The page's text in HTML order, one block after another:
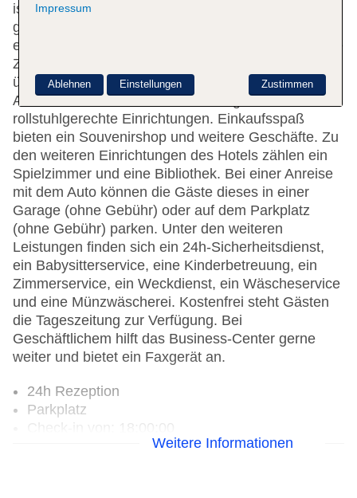
ist gerne bei allen Fragen behilflich. Zur Einrichtung
gehören eine Gepäckaufbewahrung, ein Safe und
ein Getränkeautomat. Per WLAN erhalten die Gäste
Zugang zum Internet. Die Unterbringung verfügt
über eine Reihe von behindertengerechten
Annehmlichkeiten. Das Haus verfügt über
rollstuhlgerechte Einrichtungen. Einkaufsspaß
bieten ein Souvenirshop und weitere Geschäfte. Zu
den weiteren Einrichtungen des Hotels zählen ein
Spielzimmer und eine Bibliothek. Bei einer Anreise
mit dem Auto können die Gäste dieses in einer
Garage (ohne Gebühr) oder auf dem Parkplatz
(ohne Gebühr) parken. Unter den weiteren
Leistungen finden sich ein 24h-Sicherheitsdienst,
ein Babysitterservice, eine Kinderbetreuung, ein
Zimmerservice, ein Weckdienst, ein Wäscheservice
und eine Münzwäscherei. Kostenfrei steht Gästen
die Tageszeitung zur Verfügung. Bei
Geschäftlichem hilft das Business-Center gerne
weiter und bietet ein Faxgerät an.
24h Rezeption
Parkplatz
Check-out bis: 11:00:00Weitere Informationen
Impressum
Zustimmen
Ablehnen Einstellungen